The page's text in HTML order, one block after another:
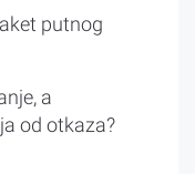
putnog
a
od otkaza?